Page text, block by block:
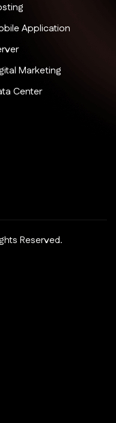
Application
Marketing
Center
Reserved.